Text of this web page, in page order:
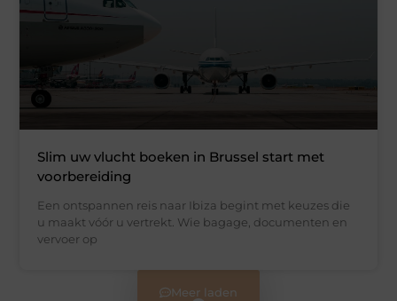
Slim uw vlucht boeken in Brussel start met
voorbereiding
Een ontspannen reis naar Ibiza begint met keuzes die
u maakt vóór u vertrekt. Wie bagage, documenten en
vervoer op
Meer laden